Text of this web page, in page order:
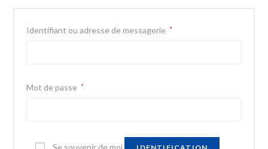
Identifiant ou adresse de messagerie *
Mot de passe *
Se souvenir de moi